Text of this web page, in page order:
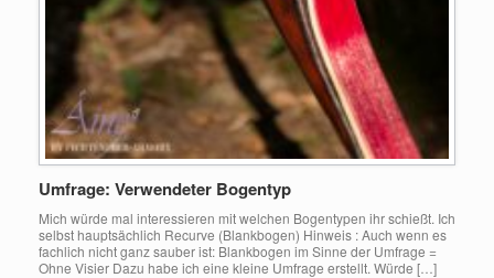
Umfrage: Verwendeter Bogentyp
Mich würde mal interessieren mit welchen Bogentypen ihr schießt. Ich
selbst hauptsächlich Recurve (Blankbogen) Hinweis : Auch wenn es
fachlich nicht ganz sauber ist: Blankbogen im Sinne der Umfrage =
Ohne Visier Dazu habe ich eine kleine Umfrage erstellt. Würde […]